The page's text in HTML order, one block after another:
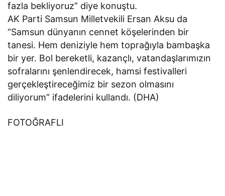
fazla bekliyoruz” diye konuştu.
AK Parti Samsun Milletvekili Ersan Aksu da
“Samsun dünyanın cennet köşelerinden bir
tanesi. Hem deniziyle hem toprağıyla bambaşka
bir yer. Bol bereketli, kazançlı, vatandaşlarımızın
sofralarını şenlendirecek, hamsi festivalleri
gerçekleştireceğimiz bir sezon olmasını
diliyorum” ifadelerini kullandı. (DHA)
FOTOĞRAFLI